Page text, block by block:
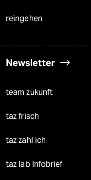
reingehen
Newsletter
team zukunft
taz frisch
taz zahl ich
taz lab Infobrief